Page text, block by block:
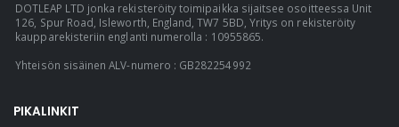
DOTLEAP LTD jonka rekisteröity toimipaikka sijaitsee osoitteessa Unit
126, Spur Road, Isleworth, England, TW7 5BD, Yritys on rekisteröity
kaupparekisteriin englanti numerolla : 10955865.
Yhteisön sisäinen ALV-numero : GB282254992
PIKALINKIT